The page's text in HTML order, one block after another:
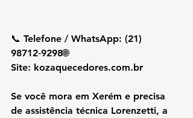
📞 Telefone / WhatsApp: (21)
98712‑9298🌐
Site: kozaquecedores.com.br
Se você mora em Xerém e precisa
de assistência técnica Lorenzetti, a